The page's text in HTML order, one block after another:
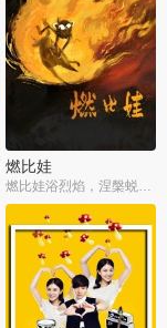
燃比娃
燃比娃浴烈焰，涅槃蜕变成人